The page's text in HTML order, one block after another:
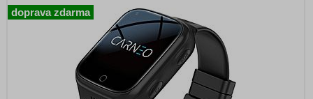
doprava zdarma